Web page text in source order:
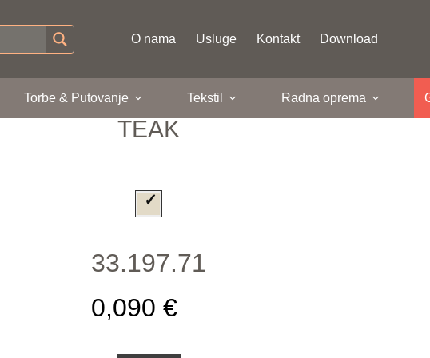
O nama Usluge Kontakt Download
Torbe & Putovanje Tekstil Radna oprema
TEAK
33.197.71
0,090 €